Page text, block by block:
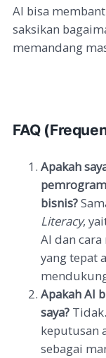
AI bisa
saksikan
memandang
FAQ
Apakah
bisnis?
Literacy,
AI dan
yang tepat
Apakah AI
saya?
keputusan
sebagai